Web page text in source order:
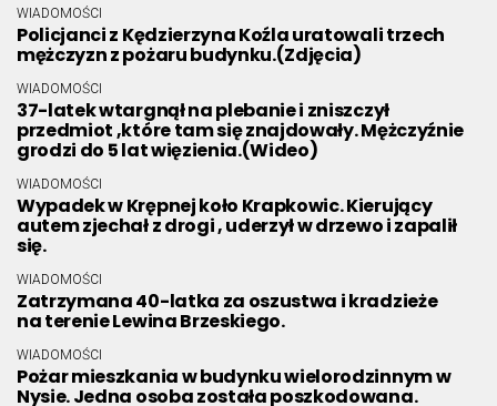
WIADOMOŚCI
Policjanci z Kędzierzyna Koźla uratowali trzech
mężczyzn z pożaru budynku.(Zdjęcia)
WIADOMOŚCI
37-latek wtargnął na plebanie i zniszczył
przedmiot ,które tam się znajdowały. Mężczyźnie
grodzi do 5 lat więzienia.(Wideo)
WIADOMOŚCI
Wypadek w Krępnej koło Krapkowic. Kierujący
autem zjechał z drogi , uderzył w drzewo i zapalił
się.
WIADOMOŚCI
Zatrzymana 40-latka za oszustwa i kradzieże
na terenie Lewina Brzeskiego.
WIADOMOŚCI
Pożar mieszkania w budynku wielorodzinnym w
Nysie. Jedna osoba została poszkodowana.